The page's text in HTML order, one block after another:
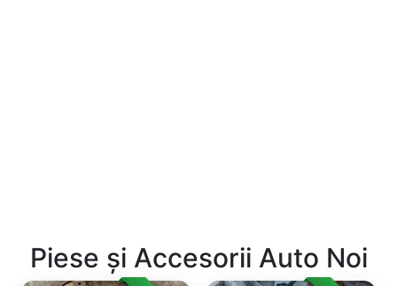
Piese și Accesorii Auto Noi